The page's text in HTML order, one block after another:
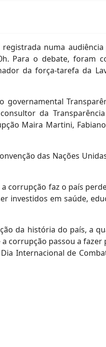
numa
Para o debate, foram
da força-tarefa da
da
Maira Martini,
das Nações
corrupção faz o país
investidos em saúde,
da história do país, a
corrupção passou a
Internacional de